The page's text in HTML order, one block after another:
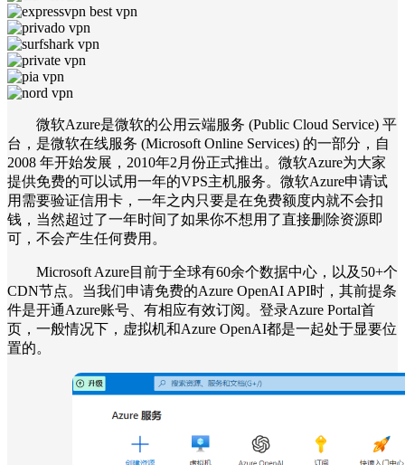
微软Azure是微软的公用云端服务 (Public Cloud Service) 平
台，是微软在线服务 (Microsoft Online Services) 的一部分，自
2008 年开始发展，2010年2月份正式推出。微软Azure为大家
提供免费的可以试用一年的VPS主机服务。微软Azure申请试
用需要验证信用卡，一年之内只要是在免费额度内就不会扣
钱，当然超过了一年时间了如果你不想用了直接删除资源即
可，不会产生任何费用。
Microsoft Azure目前于全球有60余个数据中心，以及50+个
CDN节点。当我们申请免费的Azure OpenAI API时，其前提条
件是开通Azure账号、有相应有效订阅。登录Azure Portal首
页，一般情况下，虚拟机和Azure OpenAI都是一起处于显要位
置的。